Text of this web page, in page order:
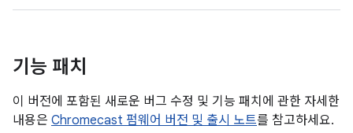
기능 패치
이 버전에 포함된 새로운 버그 수정 및 기능 패치에 관한 자세한
내용은 Chromecast 펌웨어 버전 및 출시 노트를 참고하세요.